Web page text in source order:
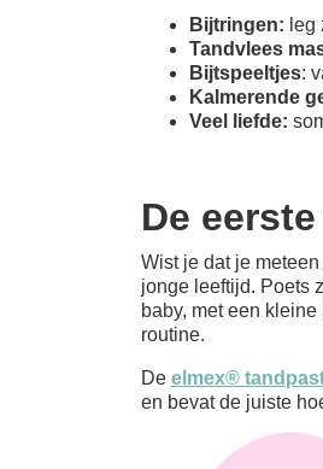
Bijtringen:
Tandvlees
Bijtspeeltjes:
Kalmerende
Veel liefde:
De
Wist je dat je
jonge leeftijd. Poets
baby, met een
routine.
De elmex®
en bevat de juiste